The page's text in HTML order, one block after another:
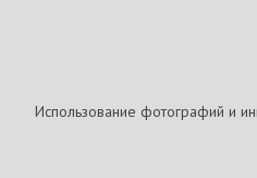
Использование фотографий и